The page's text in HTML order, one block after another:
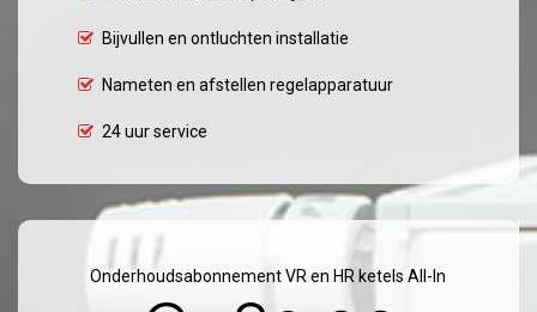
Bijvullen en ontluchten installatie
Nameten en afstellen regelapparatuur
24 uur service
Onderhoudsabonnement VR en HR ketels All-In